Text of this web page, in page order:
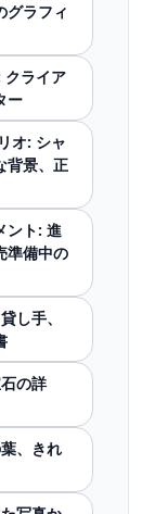
グラフィ
クライア
ー
オ: シャ
背景、正
ント: 進
準備中の
し手、
の詳
、きれ